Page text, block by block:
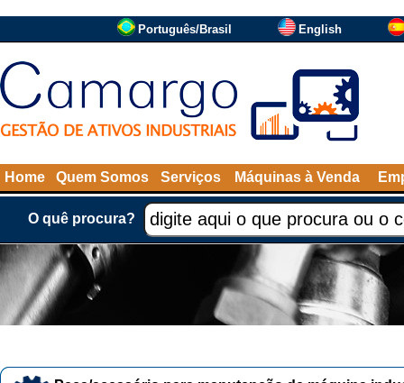
Português/Brasil English
Home Quem Somos Serviços Máquinas à Venda
O quê procura?